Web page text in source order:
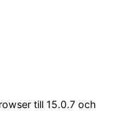
till 15.0.7 och